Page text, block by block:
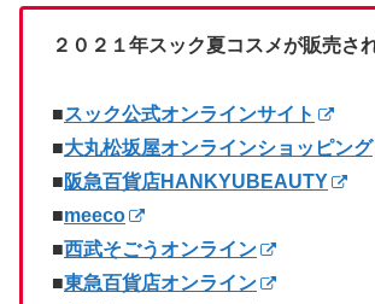
２０２１年スック夏コスメが販売さ
■スック公式オンラインサイト
■大丸松坂屋オンラインショッピング
■阪急百貨店HANKYUBEAUTY
■meeco
■西武そごうオンライン
■東急百貨店オンライン